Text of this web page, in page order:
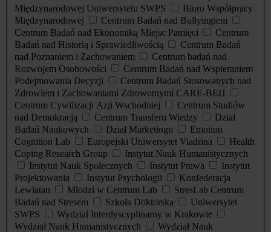
Międzynarodowej Uniwersytetu SWPS
Biuro Współpracy
Międzynarodowej
Centrum Badań nad Bullyingiem
Centrum Badań nad Ekonomiką Miejsc Pamięci
Centrum
Badań nad Historią i Sprawiedliwością
Centrum Badań
nad Poznaniem i Zachowaniem
Centrum badań nad
Rozwojem Osobowości
Centrum Badań nad Wspieraniem
Podejmowania Decyzji
Centrum Badań Stosowanych nad
Zdrowiem i Zachowaniami Zdrowotnymi CARE-BEH
Centrum Cywilizacji Azji Wschodniej
Centrum Studiów
nad Demokracją
Centrum Transferu Wiedzy
Dział
Badań Naukowych
Dział Marketingu
Emotion
Cognition Lab
Europejski Uniwersytet Viadrina
Health
Coping Research Group
Instytut Nauk Humanistycznych
Instytut Nauk Społecznych
Instytut Prawa
Instytut
Projektowania
Instytut Psychologii
Konfederacja
Lewiatan
Młodzi w Centrum Lab
StresLab Centrum
Badań nad Stresem
Szkoła Doktorska
Uniwersytet
SWPS
Wydział Interdyscyplinarny w Krakowie
Wydział Nauk Humanistycznych
Wydział Nauk